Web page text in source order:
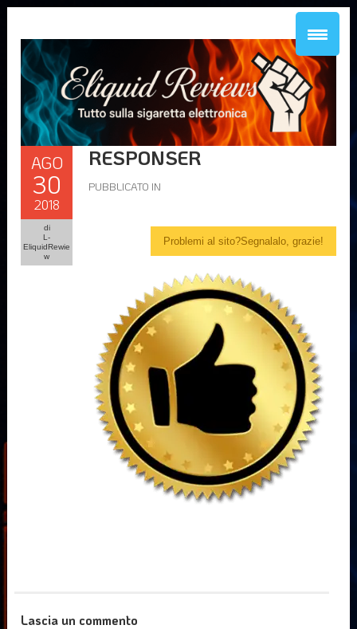
AGO
30
2018
di
L-
EliquidRewie
w
RESPONSER
PUBBLICATO IN
Problemi al sito?Segnalalo, grazie!
Lascia un commento